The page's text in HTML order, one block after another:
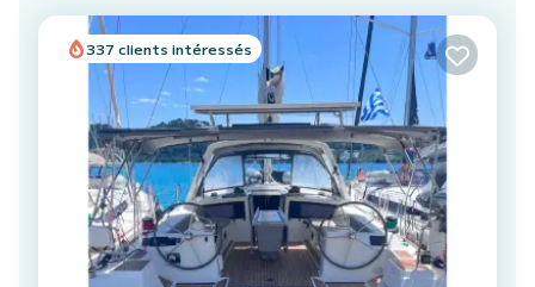
337 clients intéressés